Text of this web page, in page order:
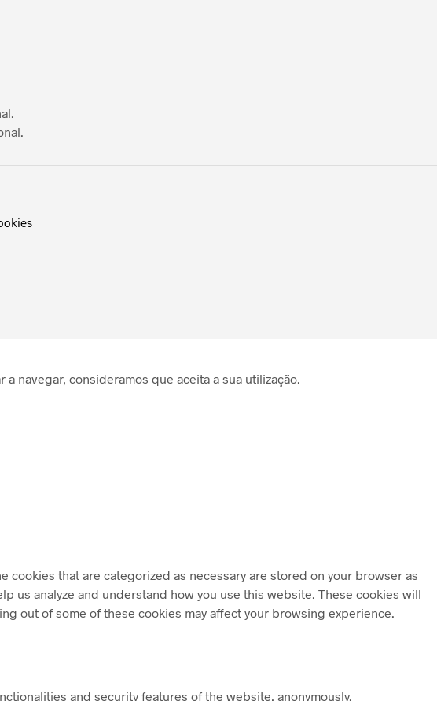
navegar, consideramos que aceita a sua utilização.
that are categorized as necessary are stored on your browser as
us analyze and understand how you use this website. These cookies will
out of some of these cookies may affect your browsing experience.
and security features of the website, anonymously.